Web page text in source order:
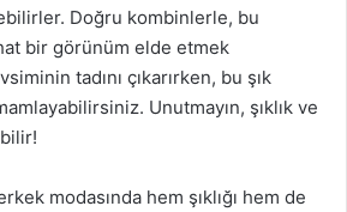
Doğru kombinlerle, bu
bir görünüm elde etmek
tadını çıkarırken, bu şık
Unutmayın, şıklık ve
modasında hem şıklığı hem de